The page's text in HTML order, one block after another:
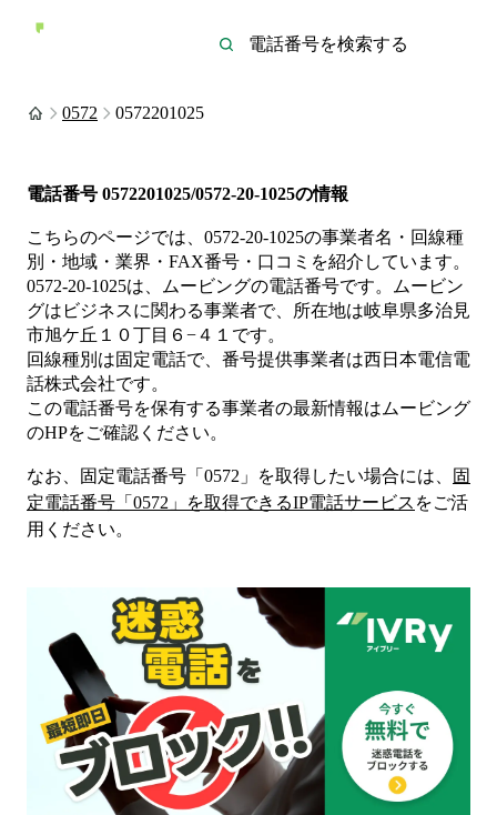
0572 0572201025
電話番号 0572201025/0572-20-1025の情報
こちらのページでは、 0572-20-1025の事業者名・回線種
別・地域・業界・FAX番号・口コミを紹介しています。
0572-20-1025は、 ムービングの電話番号です。
ムービン
グは ビジネスに関わる事業者で、所在地は岐阜県多治見
市旭ケ丘１０丁目６−４１ です。
回線種別は固定電話で、番号提供事業者は西日本電信電
話株式会社です。
この電話番号を保有する事業者の最新情報は ムービング
のHPをご確認ください。
なお、固定電話番号「 0572 」を取得したい場合には、
固
定電話番号「 0572 」を取得できるIP電話サービス をご活
用ください。